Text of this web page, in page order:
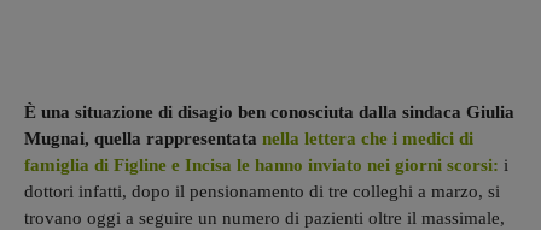
È una situazione di disagio ben conosciuta dalla sindaca Giulia
Mugnai, quella rappresentata nella lettera che i medici di
famiglia di Figline e Incisa le hanno inviato nei giorni scorsi: i
dottori infatti, dopo il pensionamento di tre colleghi a marzo, si
trovano oggi a seguire un numero di pazienti oltre il massimale,